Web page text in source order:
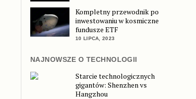
Kompletny przewodnik po
inwestowaniu w kosmiczne
fundusze ETF
10 LIPCA, 2023
NAJNOWSZE O TECHNOLOGII
Starcie technologicznych
gigantów: Shenzhen vs
Hangzhou